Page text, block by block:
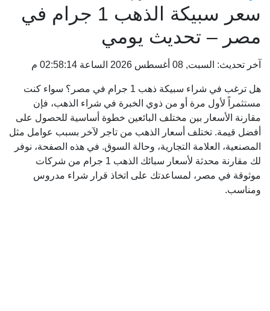
ماستر جولد
ديوان الذهب
الجلا جولد
سعر سبيكة الذهب 1 جرام في
مصر – تحديث يومي
آخر تحديث: السبت, 08 أغسطس 2026 الساعة 02:58:14 م
هل ترغب في شراء سبيكة ذهب 1 جرام في مصر؟ سواء كنت
مستثمراً لأول مرة أو من ذوي الخبرة في شراء الذهب، فإن
مقارنة الأسعار بين مختلف البائعين خطوة أساسية للحصول على
أفضل قيمة. تختلف أسعار الذهب من تاجر لآخر بسبب عوامل مثل
المصنعية، العلامة التجارية، وحالة السوق. في هذه الصفحة، نوفر
لك مقارنة محدثة لأسعار سبائك الذهب 1 جرام من شركات
موثوقة في مصر، لمساعدتك على اتخاذ قرار شراء مدروس
ومناسب.